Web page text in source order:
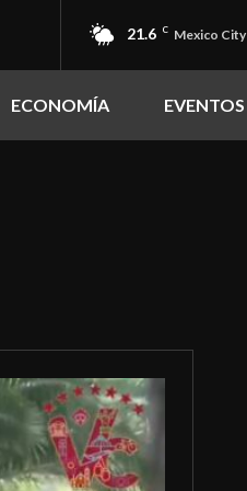
21.6 C Mexico City
ECONOMÍA EVENTOS